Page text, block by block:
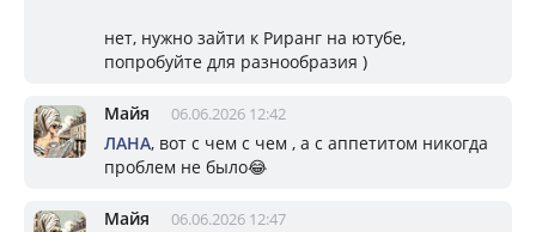
нет, нужно зайти к Риранг на ютубе,
попробуйте для разнообразия )
Майя 06.06.2026 12:42
ЛАНА, вот с чем с чем , а с аппетитом никогда
проблем не было😂
Майя 06.06.2026 12:47